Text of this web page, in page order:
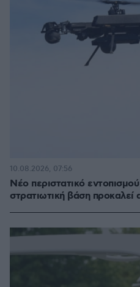
Νέο περιστατικό
στρατιωτική βάση προκαλεί
10.08.2026, 07:56